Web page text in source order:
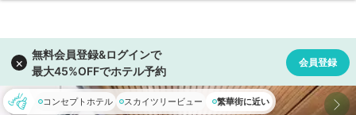
コンセプトホテル スカイツリービュー 繁華街に近い